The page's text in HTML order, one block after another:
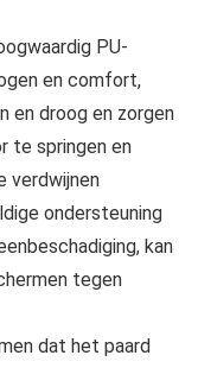
PU-
en comfort,
en droog en zorgen
te springen en
verdwijnen
ondersteuning
kan
tegen
dat het paard